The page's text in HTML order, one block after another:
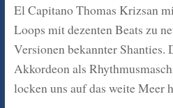
El Capitano Thomas Krizsan
Loops mit dezenten Beats zu
Versionen bekannter Shanties.
Akkordeon als
locken uns auf das weite Meer